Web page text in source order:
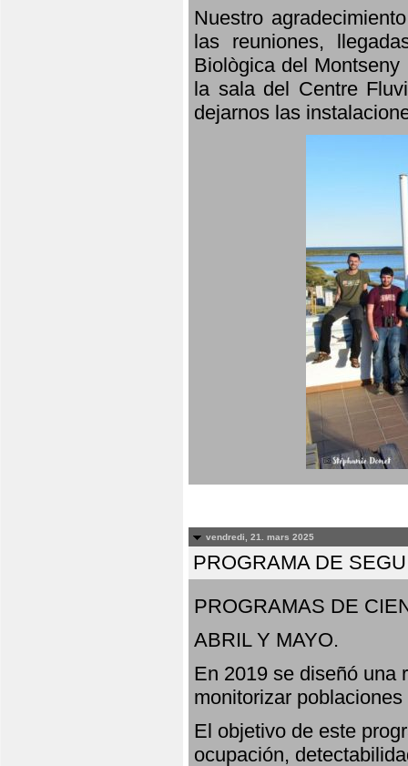
Nuestro
las reuniones,
Biològica del
la sala del Centre
dejarnos las
vendredi, 21. mars 2025
PROGRAMA DE
PROGRAMAS DE
ABRIL Y MAYO.
En 2019 se diseñó una
monitorizar
El objetivo de este
ocupación,